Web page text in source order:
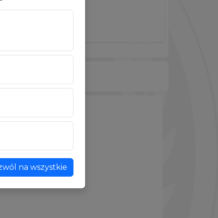
na wszystkie